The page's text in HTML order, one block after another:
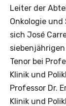
Leiter der
Onkologie
sich José
Tenor bei
Klinik und
Professor Dr.
Klinik und